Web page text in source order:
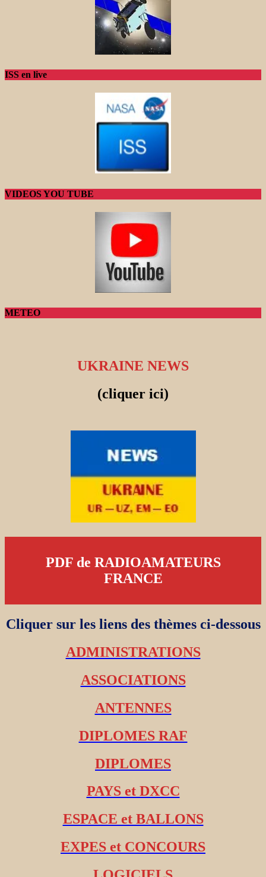
ISS en live
VIDEOS YOU TUBE
METEO
UKRAINE NEWS
(cliquer ici)
PDF de RADIOAMATEURS
FRANCE
Cliquer sur les liens des thèmes ci-dessous
ADMINISTRATIONS
ASSOCIATIONS
ANTENNES
DIPLOMES RAF
DIPLOMES
PAYS et DXCC
ESPACE et BALLONS
EXPES et CONCOURS